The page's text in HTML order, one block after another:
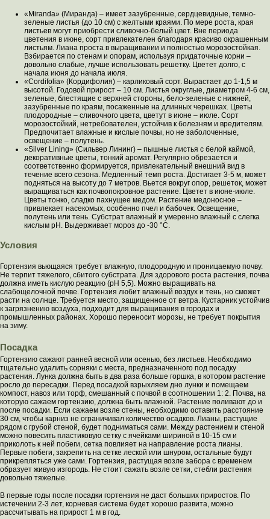
«Miranda» (Миранда) – имеет зазубренные, сердцевидные, темно-
зеленые листья (до 10 см) с желтыми краями. По мере роста, края
листьев могут приобрести сливочно-белый цвет. Вне периода
цветения в июне, сорт привлекателен благодаря красиво окрашенным
листьям. Лиана проста в выращивании и полностью морозостойкая.
Взбирается по стенам и опорам, используя придаточные корни –
довольно слабые, лучше использовать решетку. Цветет долго, с
начала июня до начала июля.
«Cordifolia» (Кордифолия) – карликовый сорт. Вырастает до 1-1,5 м
высотой. Годовой прирост – 10 см. Листья округлые, диаметром 4-6 см,
зеленые, блестящие с верхней стороны, бело-зеленые с нижней,
зазубренные по краям, посаженные на длинных черешках. Цветы
плодородные – сливочного цвета, цветут в июне – июле. Сорт
морозостойкий, нетребователен, устойчив к болезням и вредителям.
Предпочитает влажные и кислые почвы, но не заболоченные,
освещение – полутень.
«Silver Lining» (Сильвер Лининг) – пышные листья с белой каймой,
декоративные цветы, тонкий аромат. Регулярно обрезается и
соответственно формируется, привлекательный внешний вид в
течение всего сезона. Медленный темп роста. Достигает 3-5 м, может
подняться на высоту до 7 метров. Вьется вокруг опор, решеток, может
выращиваться как почвопокровное растение. Цветет в июне-июле.
Цветы тонко, сладко пахнущее медом. Растение медоносное –
привлекает насекомых, особенно пчел и бабочек. Освещение,
полутень или тень. Субстрат влажный и умеренно влажный с слегка
кислым pH. Выдерживает мороз до -30 °C.
Условия
Гортензия вьющаяся требует влажную, плодородную и проницаемую почву.
Не терпит тяжелого, сбитого субстрата. Для здорового роста растения, почва
должна иметь кислую реакцию (pH 5,5). Можно выращивать на
слабощелочной почве. Гортензия любит влажный воздух и тень, но сможет
расти на солнце. Требуется место, защищенное от ветра. Кустарник устойчив
к загрязнению воздуха, подходит для выращивания в городах и
промышленных районах. Хорошо переносит морозы, не требует покрытия
на зиму.
Посадка
Гортензию сажают ранней весной или осенью, без листьев. Необходимо
тщательно удалить сорняки с места, предназначенного под посадку
растения. Лунка должна быть в два раза больше горшка, в котором растение
росло до пересадки. Перед посадкой взрыхляем дно лунки и помещаем
компост, навоз или торф, смешанный с почвой в соотношении 1: 2. Почва, на
которую сажаем гортензию, должна быть влажной. Растение поливают до и
после посадки. Если сажаем возле стены, необходимо оставить расстояние
30 см, чтобы карниз не ограничивал количество осадков. Лианы, растущие
рядом с грубой стеной, будет подниматься сами. Между растением и стеной
можно повесить пластиковую сетку с ячейками шириной в 10-15 см и
приколоть к ней побеги, сетка повлияет на направление роста лианы.
Первые побеги, закрепить на сетке леской или шнуром, остальные будут
прикрепляться уже сами. Гортензия, растущая возле забора с временем
образует живую изгородь. Не стоит сажать возле сетки, стебли растения
довольно тяжелые.
В первые годы после посадки гортензия не даст больших приростов. По
истечении 2-3 лет, корневая система будет хорошо развита, можно
рассчитывать на прирост 1 м в год.